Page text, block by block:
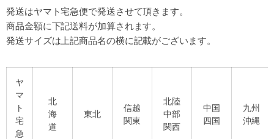
発送はヤマト宅急便で発送させて頂きます。
商品金額に下記送料が加算されます。
発送サイズは上記商品名の横に記載がございます。
ヤ
マ
ト
宅
急
北
海
道
東北
信越
関東
北陸
中部
関西
中国
四国
九州
沖縄